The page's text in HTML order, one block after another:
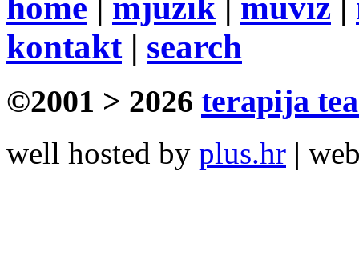
home | mjuzik | muviz |
kontakt| search
©2001 > 2026 terapija
well hosted by plus.hr |